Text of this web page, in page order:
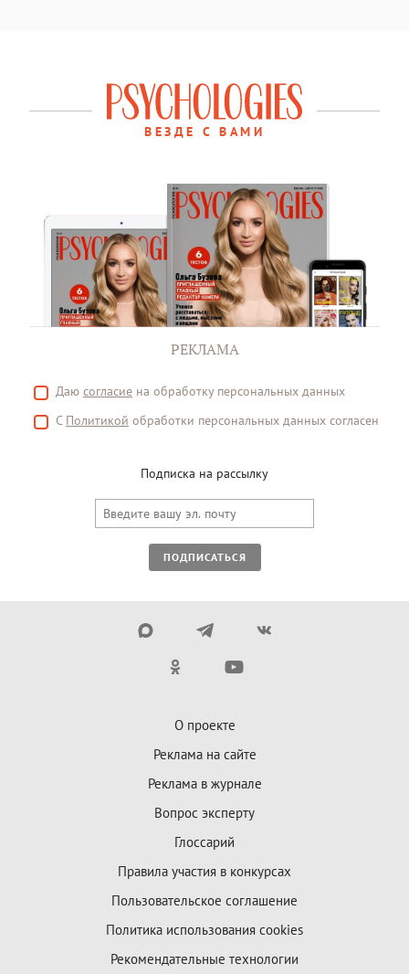
ВЕЗДЕ С ВАМИ
РЕКЛАМА
Даю согласие на обработку персональных данных
С Политикой обработки персональных данных согласен
Подписка на рассылку
ПОДПИСАТЬСЯ
О проекте
Реклама на сайте
Реклама в журнале
Вопрос эксперту
Глоссарий
Правила участия в конкурсах
Пользовательское соглашение
Политика использования cookies
Рекомендательные технологии